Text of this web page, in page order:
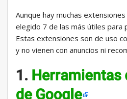
Aunque hay muchas
elegido 7 de las más útiles para
Estas extensiones son de uso
y no vienen con anuncios ni
1. Herramientas
de Google